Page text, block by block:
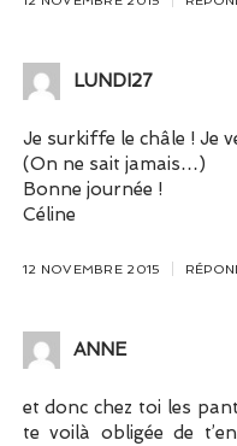
LUNDI27
Je surkiffe le châle ! Je
(On ne sait jamais…)
Bonne journée !
Céline
12 NOVEMBRE 2015
ANNE
et donc chez toi les
te voilà obligée de